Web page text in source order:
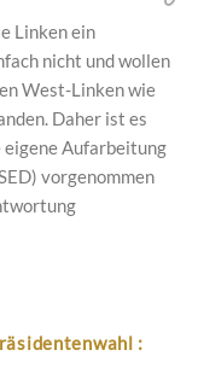
Linken ein
nicht und wollen
West-Linken wie
Daher ist es
eigene Aufarbeitung
vorgenommen
: